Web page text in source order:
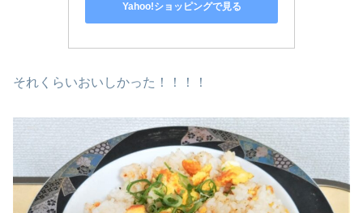
Yahoo!ショッピングで見る
それくらいおいしかった！！！！